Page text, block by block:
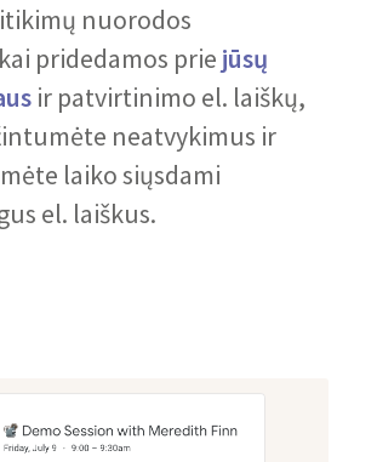
nuorodos
pridedamos prie jūsų
ir patvirtinimo el. laiškų,
neatvykimus ir
laiko siųsdami
el. laiškus.